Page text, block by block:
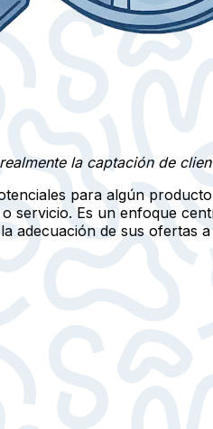
la captación de
para algún
servicio. Es un enfoque
adecuación de sus ofertas